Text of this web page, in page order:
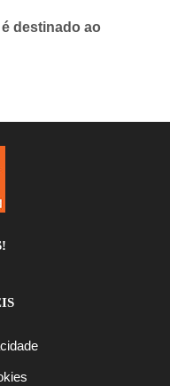
destinado ao